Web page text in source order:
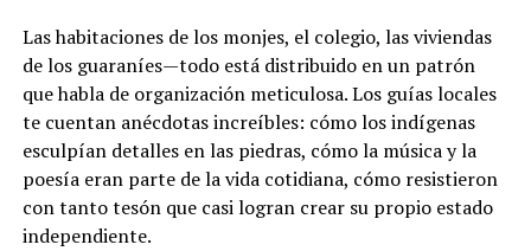
Las habitaciones de los monjes, el colegio, las viviendas
de los guaraníes—todo está distribuido en un patrón
que habla de organización meticulosa. Los guías locales
te cuentan anécdotas increíbles: cómo los indígenas
esculpían detalles en las piedras, cómo la música y la
poesía eran parte de la vida cotidiana, cómo resistieron
con tanto tesón que casi logran crear su propio estado
independiente.